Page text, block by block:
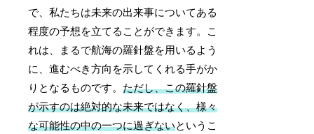
で、私たちは未来の出来事についてある
程度の予想を立てることができます。こ
れは、まるで航海の羅針盤を用いるよう
に、進むべき方向を示してくれる手がか
りとなるものです。ただし、この羅針盤
が示すのは絶対的な未来ではなく、様々
な可能性の中の一つに過ぎないというこ